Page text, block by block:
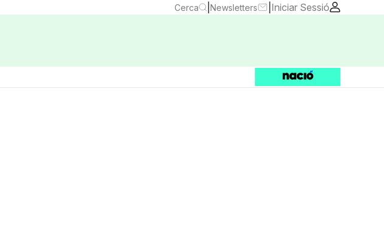
Cerca Newsletters Iniciar Sessió